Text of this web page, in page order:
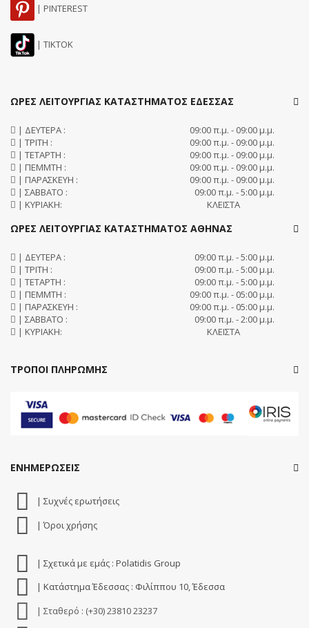
| PINTEREST
| TIKTOK
ΩΡΕΣ ΛΕΙΤΟΥΡΓΙΑΣ ΚΑΤΑΣΤΗΜΑΤΟΣ ΕΔΕΣΣΑΣ
| ΔΕΥΤΕΡΑ :
09:00 π.μ. - 09:00 μ.μ.
| ΤΡΙΤΗ :
09:00 π.μ. - 09:00 μ.μ.
| ΤΕΤΑΡΤΗ :
09:00 π.μ. - 09:00 μ.μ.
| ΠΕΜΜΤΗ :
09:00 π.μ. - 09:00 μ.μ.
| ΠΑΡΑΣΚΕΥΗ :
09:00 π.μ. - 09:00 μ.μ.
| ΣΑΒΒΑΤΟ :
09:00 π.μ. - 5:00 μ.μ.
| ΚΥΡΙΑΚΗ:
ΚΛΕΙΣΤΑ
ΩΡΕΣ ΛΕΙΤΟΥΡΓΙΑΣ ΚΑΤΑΣΤΗΜΑΤΟΣ ΑΘΗΝΑΣ
| ΔΕΥΤΕΡΑ :
09:00 π.μ. - 5:00 μ.μ.
| ΤΡΙΤΗ :
09:00 π.μ. - 5:00 μ.μ.
| ΤΕΤΑΡΤΗ :
09:00 π.μ. - 5:00 μ.μ.
| ΠΕΜΜΤΗ :
09:00 π.μ. - 05:00 μ.μ.
| ΠΑΡΑΣΚΕΥΗ :
09:00 π.μ. - 05:00 μ.μ.
| ΣΑΒΒΑΤΟ :
09:00 π.μ. - 2:00 μ.μ.
| ΚΥΡΙΑΚΗ:
ΚΛΕΙΣΤΑ
ΤΡΟΠΟΙ ΠΛΗΡΩΜΗΣ
ΕΝΗΜΕΡΩΣΕΙΣ
| Συχνές ερωτήσεις
| Όροι χρήσης
| Σχετικά με εμάς : Polatidis Group
| Κατάστημα Έδεσσας : Φιλίππου 10, Έδεσσα
| Σταθερό : (+30) 23810 23237